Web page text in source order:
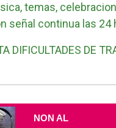
temas,
señal continua las 24
DIFICULTADES DE
NON AL